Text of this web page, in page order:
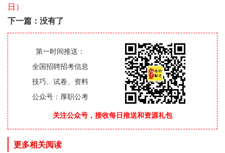
日）
下一篇：没有了
第一时间推送：
全国招聘招考信息
技巧、试卷、资料
公众号：厚职公考
关注公众号，接收每日推送和资源礼包
更多相关阅读